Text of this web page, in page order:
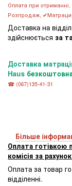
Оплата при
Розпродаж, ✔Матраци
Доставка на
здійснюється за
Доставка
Haus безкоштовна
☎ (067)135-41-31
Більше
Оплата готівкою
комісія за
Оплата за товар
відділенні.